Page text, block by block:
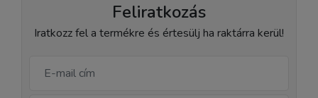
Feliratkozás
Iratkozz fel a termékre és értesülj ha raktárra kerül!